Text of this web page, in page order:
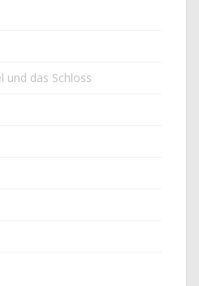
und das Schloss